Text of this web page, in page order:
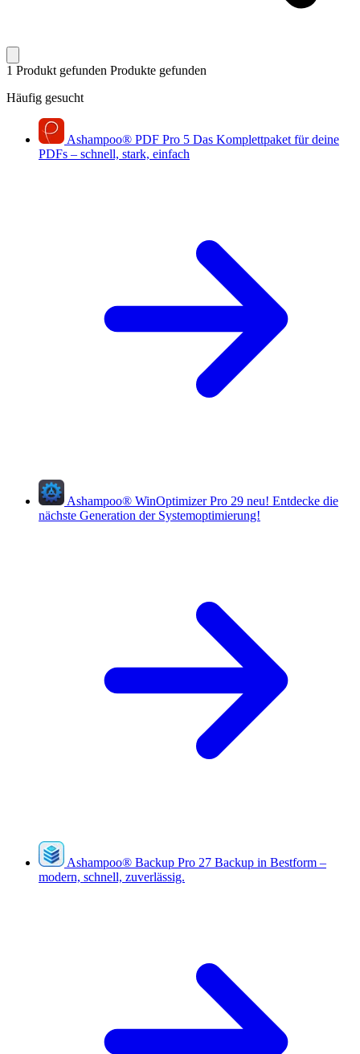
1 Produkt gefunden Produkte gefunden
Häufig gesucht
Ashampoo® PDF Pro 5 Das Komplettpaket für deine
PDFs – schnell, stark, einfach
Ashampoo® WinOptimizer Pro 29 neu! Entdecke die
nächste Generation der Systemoptimierung!
Ashampoo® Backup Pro 27 Backup in Bestform –
modern, schnell, zuverlässig.